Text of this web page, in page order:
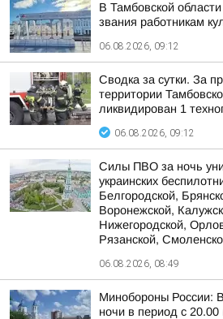
В Тамбовской
звания работникам
06.08.2026, 09:12
Сводка за сутки. За
территории
ликвидирован 1
06.08.2026, 09:12
Силы ПВО за ночь
украинских
Белгородской,
Воронежской,
Нижегородской,
Рязанской,
06.08.2026, 08:49
Минобороны России:
ночи в период с 20.00